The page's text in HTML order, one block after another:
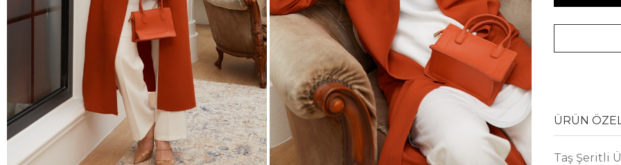
ÜRÜN
Taş Şeritli